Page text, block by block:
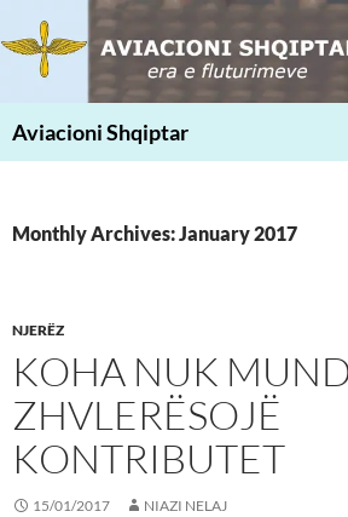
to
content
Aviacioni Shqiptar
Monthly Archives: January 2017
NJERËZ
KOHA NUK
ZHVLERËSOJË
KONTRIBUTET
15/01/2017 NIAZI NELAJ